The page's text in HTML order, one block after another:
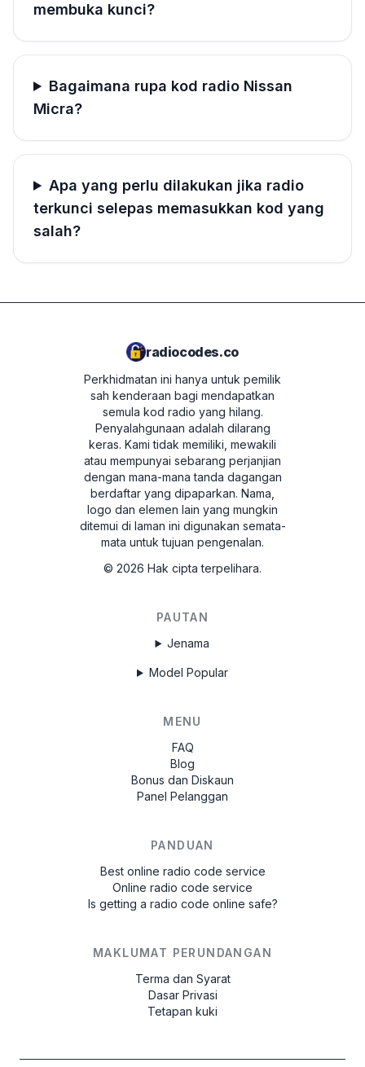
membuka kunci?
Bagaimana rupa kod radio Nissan
Micra?
Apa yang perlu dilakukan jika radio
terkunci selepas memasukkan kod yang
salah?
radiocodes.co
Perkhidmatan ini hanya untuk pemilik
sah kenderaan bagi mendapatkan
semula kod radio yang hilang.
Penyalahgunaan adalah dilarang
keras. Kami tidak memiliki, mewakili
atau mempunyai sebarang perjanjian
dengan mana-mana tanda dagangan
berdaftar yang dipaparkan. Nama,
logo dan elemen lain yang mungkin
ditemui di laman ini digunakan semata-
mata untuk tujuan pengenalan.
© 2026 Hak cipta terpelihara.
PAUTAN
Jenama
Model Popular
MENU
FAQ
Blog
Bonus dan Diskaun
Panel Pelanggan
PANDUAN
Best online radio code service
Online radio code service
Is getting a radio code online safe?
MAKLUMAT PERUNDANGAN
Terma dan Syarat
Dasar Privasi
Tetapan kuki